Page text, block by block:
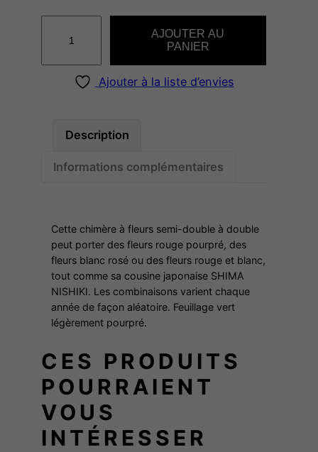
AJOUTER AU
PANIER
Ajouter à la liste d’envies
Description
Informations complémentaires
Cette chimère à fleurs semi-double à double
peut porter des fleurs rouge pourpré, des
fleurs blanc rosé ou des fleurs rouge et blanc,
tout comme sa cousine japonaise SHIMA
NISHIKI. Les combinaisons varient chaque
année de façon aléatoire. Feuillage vert
légèrement pourpré.
CES PRODUITS
POURRAIENT
VOUS
INTÉRESSER